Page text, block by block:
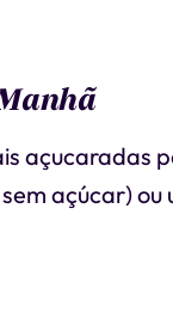
açucaradas
açúcar)